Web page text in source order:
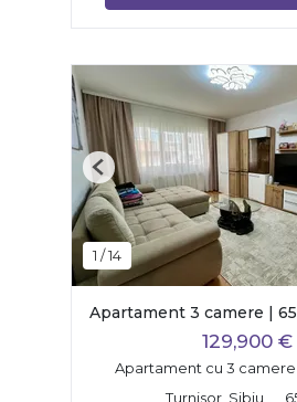
1 /14
Previous
Apartament 3 camere |
129,900 €
Apartament cu 3
Turnisor, Sibiu